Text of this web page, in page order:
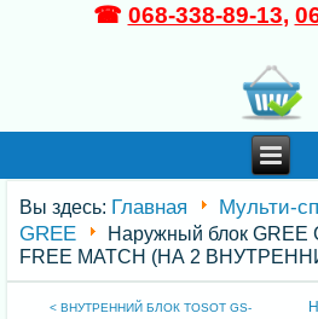
☎ 068-338-89-13,
Вы здесь: Главная
Мульти-
GREE
Наружный блок GREE
FREE MATCH (НА 2
< ВНУТРЕННИЙ БЛОК TOSOT GS-